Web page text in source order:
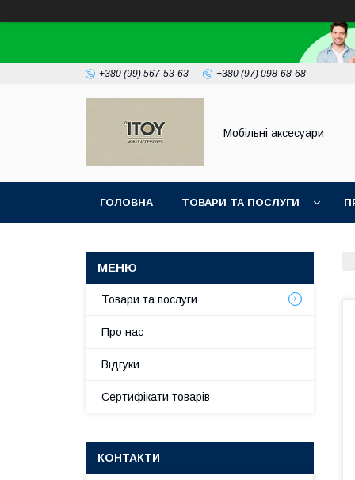
+380 (99) 567-53-63 +380 (97) 098-68-68
Мобільні аксесуари
ГОЛОВНА ТОВАРИ ТА ПОСЛУГИ
Товари та послуги
Про нас
Відгуки
Сертифікати товарів
КОНТАКТИ